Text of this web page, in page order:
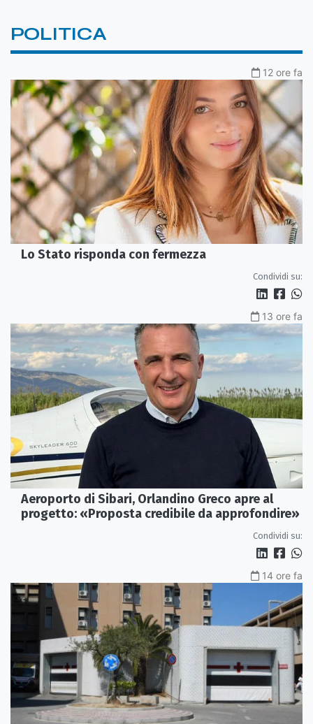
POLITICA
12 ore fa
Lo Stato risponda con fermezza
Condividi su:
13 ore fa
Aeroporto di Sibari, Orlandino Greco apre al
progetto: «Proposta credibile da approfondire»
Condividi su:
14 ore fa